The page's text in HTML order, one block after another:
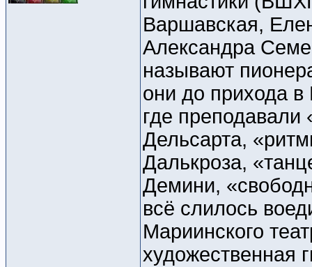
Варшавская,
Александра
называют
они до прихода
где преподавали
Дельсарта,
Далькроза,
Демини,
всё слилось
Мариинского
художественная